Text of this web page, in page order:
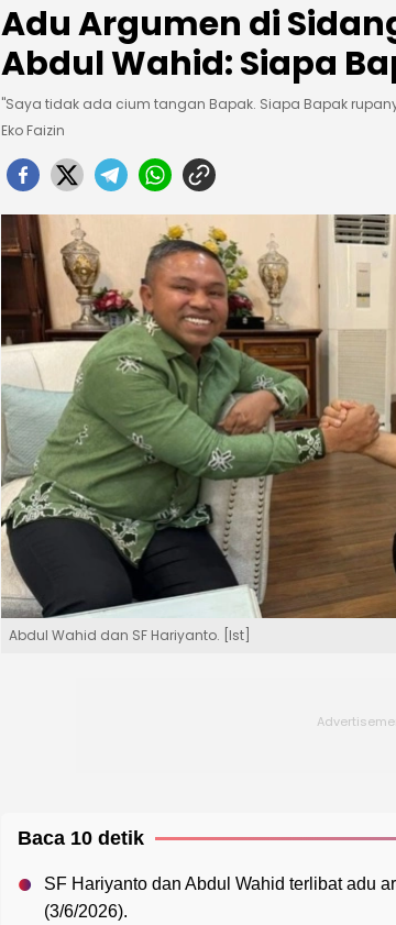
Adu Argumen di
Abdul Wahid: Siapa
"Saya tidak ada cium tangan Bapak. Siapa Bapak
Eko Faizin
Abdul Wahid dan SF Hariyanto. [Ist]
Baca 10 detik
SF Hariyanto dan Abdul Wahid terlibat adu
(3/6/2026).